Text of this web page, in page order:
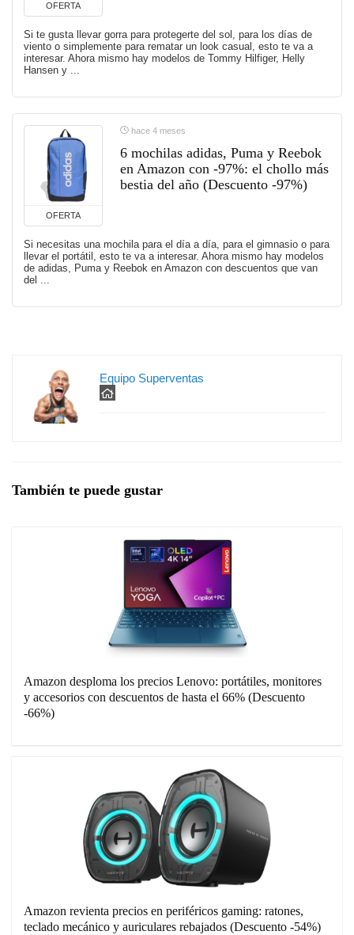
OFERTA
Si te gusta llevar gorra para protegerte del sol, para los días de
viento o simplemente para rematar un look casual, esto te va a
interesar. Ahora mismo hay modelos de Tommy Hilfiger, Helly
Hansen y ...
OFERTA
hace 4 meses
6 mochilas adidas, Puma y Reebok
en Amazon con -97%: el chollo más
bestia del año (Descuento -97%)
Si necesitas una mochila para el día a día, para el gimnasio o para
llevar el portátil, esto te va a interesar. Ahora mismo hay modelos
de adidas, Puma y Reebok en Amazon con descuentos que van
del ...
Equipo Superventas
También te puede gustar
Amazon desploma los precios Lenovo: portátiles, monitores
y accesorios con descuentos de hasta el 66% (Descuento
-66%)
Amazon revienta precios en periféricos gaming: ratones,
teclado mecánico y auriculares rebajados (Descuento -54%)